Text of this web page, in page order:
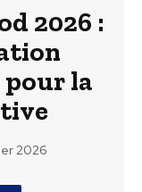
2026 :
la
2026